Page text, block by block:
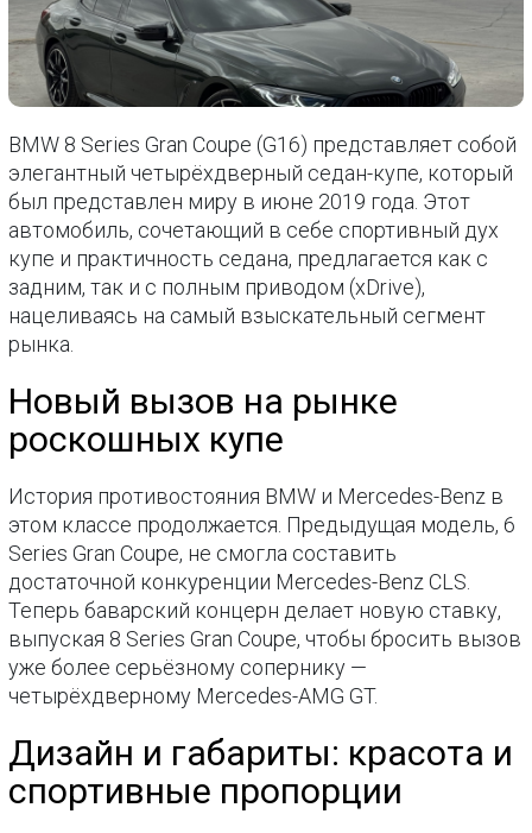
BMW 8 Series Gran Coupe (G16) представляет собой
элегантный четырёхдверный седан-купе, который
был представлен миру в июне 2019 года. Этот
автомобиль, сочетающий в себе спортивный дух
купе и практичность седана, предлагается как с
задним, так и с полным приводом (xDrive),
нацеливаясь на самый взыскательный сегмент
рынка.
Новый вызов на рынке
роскошных купе
История противостояния BMW и Mercedes-Benz в
этом классе продолжается. Предыдущая модель, 6
Series Gran Coupe, не смогла составить
достаточной конкуренции Mercedes-Benz CLS.
Теперь баварский концерн делает новую ставку,
выпуская 8 Series Gran Coupe, чтобы бросить вызов
уже более серьёзному сопернику —
четырёхдверному Mercedes-AMG GT.
Дизайн и габариты: красота и
спортивные пропорции